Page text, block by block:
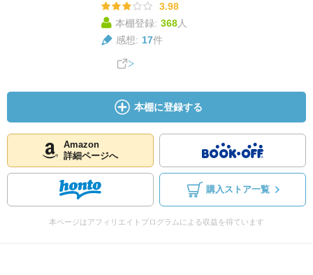
3.98
本棚登録: 368人
感想: 17件
本棚に登録する
Amazon
詳細ページへ
購入ストア一覧
本ページはアフィリエイトプログラムによる収益を得ています